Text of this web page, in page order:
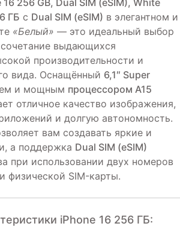
ГБ с Dual SIM (eSIM) в элегантном и
«Белый» — это идеальный выбор
выдающихся
производительности и
вида. Оснащённый 6,1″ Super
и мощным процессором A15
отличное качество изображения,
и долгую автономность.
вам создавать яркие и
а поддержка Dual SIM (eSIM)
при использовании двух номеров
физической SIM-карты.
iPhone 16 256 ГБ: